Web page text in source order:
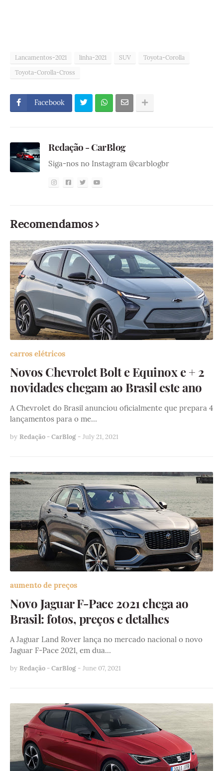
Lancamentos-2021 linha-2021 SUV
Toyota-Corolla
Toyota-Corolla-Cross
Facebook
Redação - CarBlog
Siga-nos no Instagram @carblogbr
Recomendamos
carros elétricos
Novos Chevrolet Bolt e Equinox e + 2
novidades chegam ao Brasil este ano
A Chevrolet do Brasil anunciou oficialmente que prepara 4
lançamentos para o me…
by Redação - CarBlog - July 21, 2021
aumento de preços
Novo Jaguar F-Pace 2021 chega ao
Brasil: fotos, preços e detalhes
A Jaguar Land Rover lança no mercado nacional o novo
Jaguar F-Pace 2021, em dua…
by Redação - CarBlog - June 07, 2021